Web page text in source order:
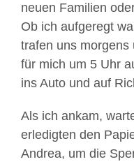
neuen Familien
Ob ich aufgeregt
trafen uns
für mich um 5 Uhr
ins Auto und auf
Als ich ankam,
erledigten den
Andrea, um die